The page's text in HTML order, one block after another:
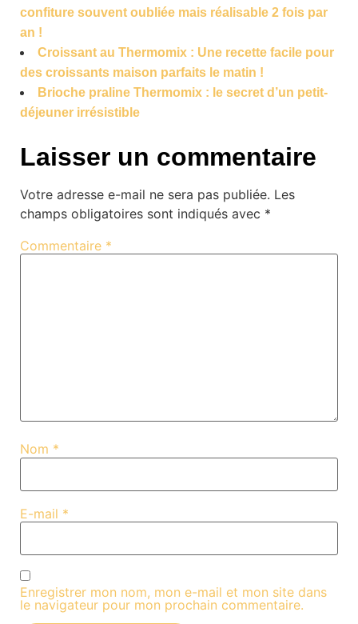
confiture souvent oubliée mais réalisable 2 fois par
an !
Croissant au Thermomix : Une recette facile pour
des croissants maison parfaits le matin !
Brioche praline Thermomix : le secret d’un petit-
déjeuner irrésistible
Laisser un commentaire
Votre adresse e-mail ne sera pas publiée. Les
champs obligatoires sont indiqués avec *
Commentaire *
Nom *
E-mail *
Enregistrer mon nom, mon e-mail et mon site dans
le navigateur pour mon prochain commentaire.